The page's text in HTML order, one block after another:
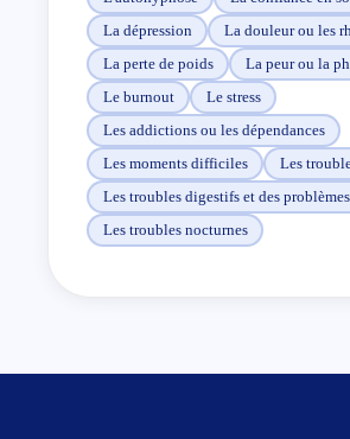
La dépression
La douleur ou les
La perte de poids
La peur ou la
Le burnout
Le stress
Les addictions ou les dépendances
Les moments difficiles
Les
Les troubles digestifs et des
Les troubles nocturnes